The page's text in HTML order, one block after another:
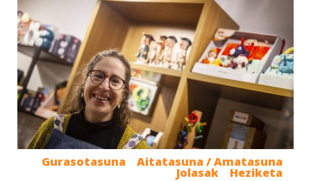
Aitatasuna / Amatasuna
Gurasotasuna
Heziketa
Jolasak